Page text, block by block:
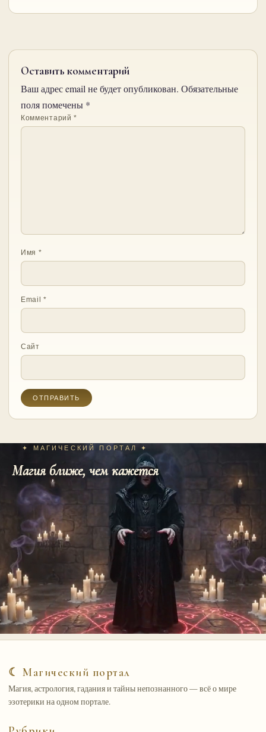
Оставить комментарий
Ваш адрес email не будет опубликован. Обязательные
поля помечены *
Комментарий*
Имя *
Email*
Сайт
✦ МАГИЧЕСКИЙ ПОРТАЛ ✦
Магия ближе, чем кажется
☾ Магический портал
Магия, астрология, гадания и тайны непознанного — всё о мире
эзотерики на одном портале.